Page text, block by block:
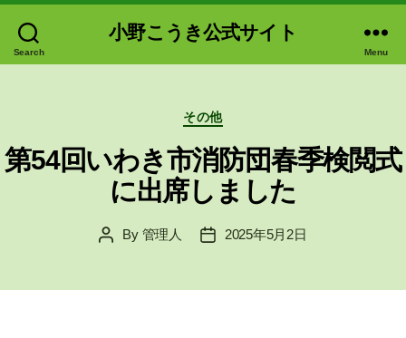
Search
小野こうき公式サイト
Menu
Categories
その他
第54回いわき市消防団春季検閲式
に出席しました
PostBy 管理人
Post2025年5月2日